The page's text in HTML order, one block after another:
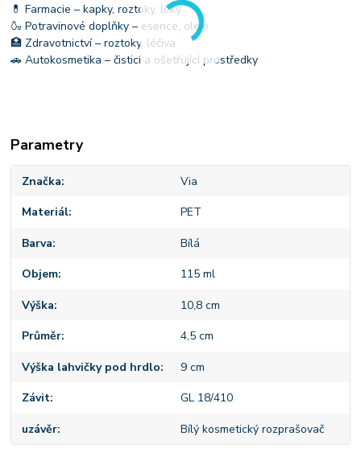
💊 Farmacie – kapky, roztoky, léky
🍶 Potravinové doplňky – esence, oleje
🏥 Zdravotnictví – roztoky, léčiva
🚗 Autokosmetika – čisticí a ošetřující prostředky
Parametry
Značka Via
Materiál PET
Barva Bílá
Objem 115 ml
Výška 10,8 cm
Průměr 4,5 cm
Výška lahvičky pod hrdlo 9 cm
Závit GL 18/410
uzávěr Bílý kosmetický rozprašovač